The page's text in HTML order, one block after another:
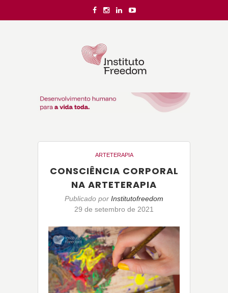
ARTETERAPIA
CONSCIÊNCIA CORPORAL
NA ARTETERAPIA
Publicado por Institutofreedom
29 de setembro de 2021